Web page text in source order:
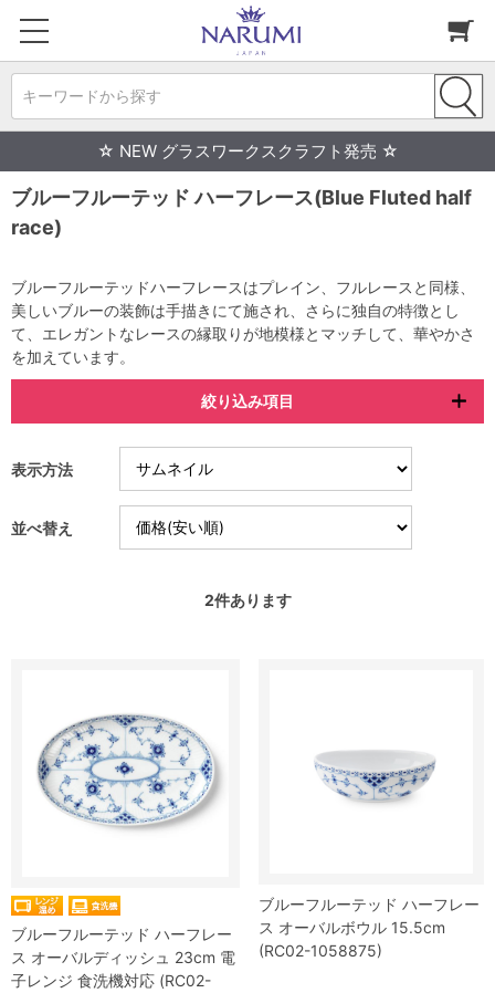
キーワードから探す
☆ NEW グラスワークスクラフト発売 ☆
ブルーフルーテッド ハーフレース(Blue Fluted half
race)
ブルーフルーテッドハーフレースはプレイン、フルレースと同様、
美しいブルーの装飾は手描きにて施され、さらに独自の特徴とし
て、エレガントなレースの縁取りが地模様とマッチして、華やかさ
を加えています。
絞り込み項目
表示方法
並べ替え
2件あります
ブルーフルーテッド ハーフレー
ス オーバルディッシュ 23cm 電
子レンジ 食洗機対応 (RC02-
ブルーフルーテッド ハーフレー
ス オーバルボウル 15.5cm
(RC02-1058875)